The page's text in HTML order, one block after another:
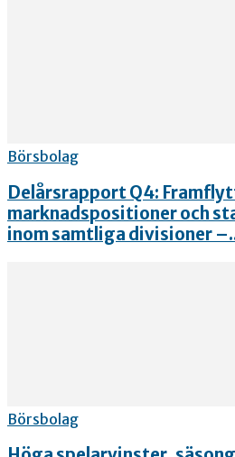
Börsbolag
Delårsrapport Q4:
marknadspositioner och
inom samtliga divisioner
Börsbolag